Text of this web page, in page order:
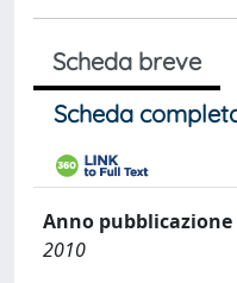
Scheda breve
Scheda
Anno pubblicazione
2010